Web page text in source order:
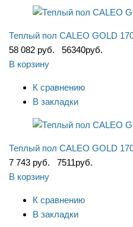
Теплый пол CALEO GOLD
58 082 руб.
56340руб.
В корзину
К сравнению
В закладки
Теплый пол CALEO GOLD
7 743 руб.
7511руб.
В корзину
К сравнению
В закладки